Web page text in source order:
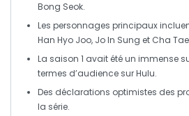
Bong Seok.
Les personnages principaux
Han Hyo Joo, Jo In Sung et Cha
La saison 1 avait été un immense
termes d’audience surHulu.
Des déclarations optimistes des
la série.